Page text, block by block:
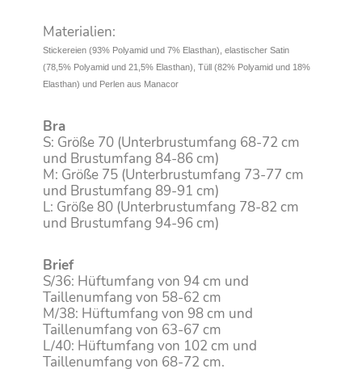
Materialien:
Stickereien (93% Polyamid und 7% Elasthan), elastischer Satin
(78,5% Polyamid und 21,5% Elasthan), Tüll (82% Polyamid und 18%
Elasthan) und Perlen aus Manacor
Bra
S: Größe 70 (Unterbrustumfang 68-72 cm
und Brustumfang 84-86 cm)
M: Größe 75 (Unterbrustumfang 73-77 cm
und Brustumfang 89-91 cm)
L: Größe 80 (Unterbrustumfang 78-82 cm
und Brustumfang 94-96 cm)
Brief
S/36: Hüftumfang von 94 cm und
Taillenumfang von 58-62 cm
M/38: Hüftumfang von 98 cm und
Taillenumfang von 63-67 cm
L/40: Hüftumfang von 102 cm und
Taillenumfang von 68-72 cm.